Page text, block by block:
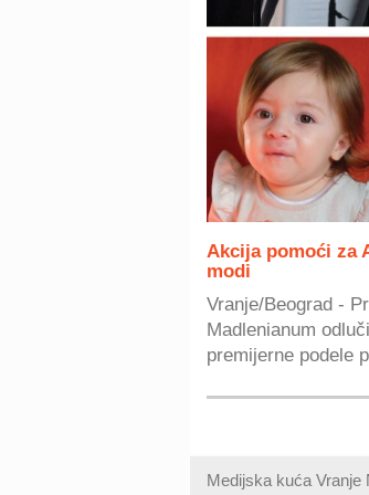
Akcija pomoći za
modi
Vranje/Beograd -
Madlenianum
premijerne podele
Medijska kuća Vranje